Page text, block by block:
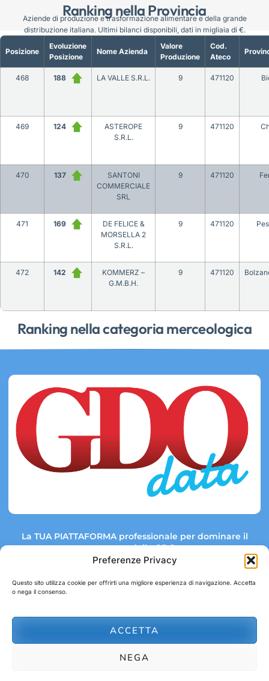
Preferenze Privacy
Questo sito utilizza cookie per offrirti una migliore esperienza di navigazione. Accetta
o nega il consenso.
ACCETTA
NEGA
Ranking nella Provincia
Ranking nella categoria merceologica
Posizione
Evoluzione
Posizione
Nome Azienda
Valore
Produzione
Cod.
Ateco
468 188 LA VALLE S.R.L. 9 471120
469 124
ASTEROPE
S.R.L.
9 471120
470 137
SANTONI
COMMERCIALE
SRL
9 471120
471 169
DE FELICE &
MORSELLA 2
S.R.L.
9 471120
472 142
KOMMERZ –
G.M.B.H.
9 471120
Aziende di produzione e trasformazione alimentare e della grande
distribuzione italiana. Ultimi bilanci disponibili, dati in migliaia di €.
La TUA PIATTAFORMA professionale per dominare il
mercato della GDO.
Link rapidi:
abbonamenti@gdodata.it